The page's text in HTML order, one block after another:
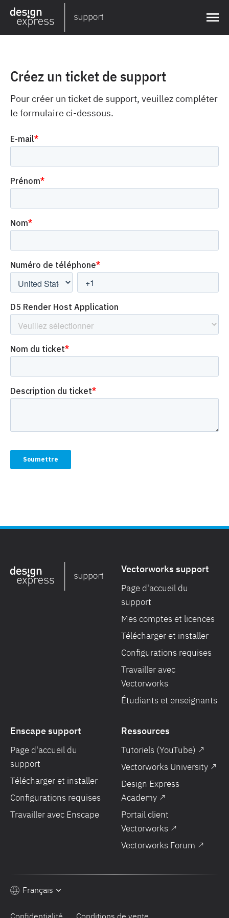
Créez un ticket de support
Pour créer un ticket de support, veuillez compléter
le formulaire ci-dessous.
Vectorworks support
Page d'accueil du
support
Mes comptes et licences
Télécharger et installer
Configurations requises
Travailler avec
Vectorworks
Étudiants et enseignants
Enscape support
Page d'accueil du
support
Télécharger et installer
Configurations requises
Travailler avec Enscape
Ressources
Tutoriels (YouTube) ↗
Vectorworks University ↗
Design Express
Academy ↗
Portail client
Vectorworks ↗
Vectorworks Forum ↗
Confidentialité Conditions de vente
Français